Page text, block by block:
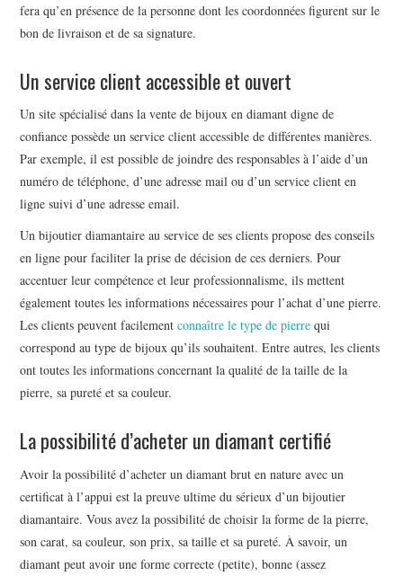
fera qu’en présence de la personne dont les coordonnées figurent sur le
bon de livraison et de sa signature.
Un service client accessible et ouvert
Un site spécialisé dans la vente de bijoux en diamant digne de
confiance possède un service client accessible de différentes manières.
Par exemple, il est possible de joindre des responsables à l’aide d’un
numéro de téléphone, d’une adresse mail ou d’un service client en
ligne suivi d’une adresse email.
Un bijoutier diamantaire au service de ses clients propose des conseils
en ligne pour faciliter la prise de décision de ces derniers. Pour
accentuer leur compétence et leur professionnalisme, ils mettent
également toutes les informations nécessaires pour l’achat d’une pierre.
Les clients peuvent facilementconnaître le type de pierre qui
correspond au type de bijoux qu’ils souhaitent. Entre autres, les clients
ont toutes les informations concernant la qualité de la taille de la
pierre, sa pureté et sa couleur.
La possibilité d’acheter un diamant certifié
Avoir la possibilité d’acheter un diamant brut en nature avec un
certificat à l’appui est la preuve ultime du sérieux d’un bijoutier
diamantaire. Vous avez la possibilité de choisir la forme de la pierre,
son carat, sa couleur, son prix, sa taille et sa pureté. À savoir, un
diamant peut avoir une forme correcte (petite), bonne (assez